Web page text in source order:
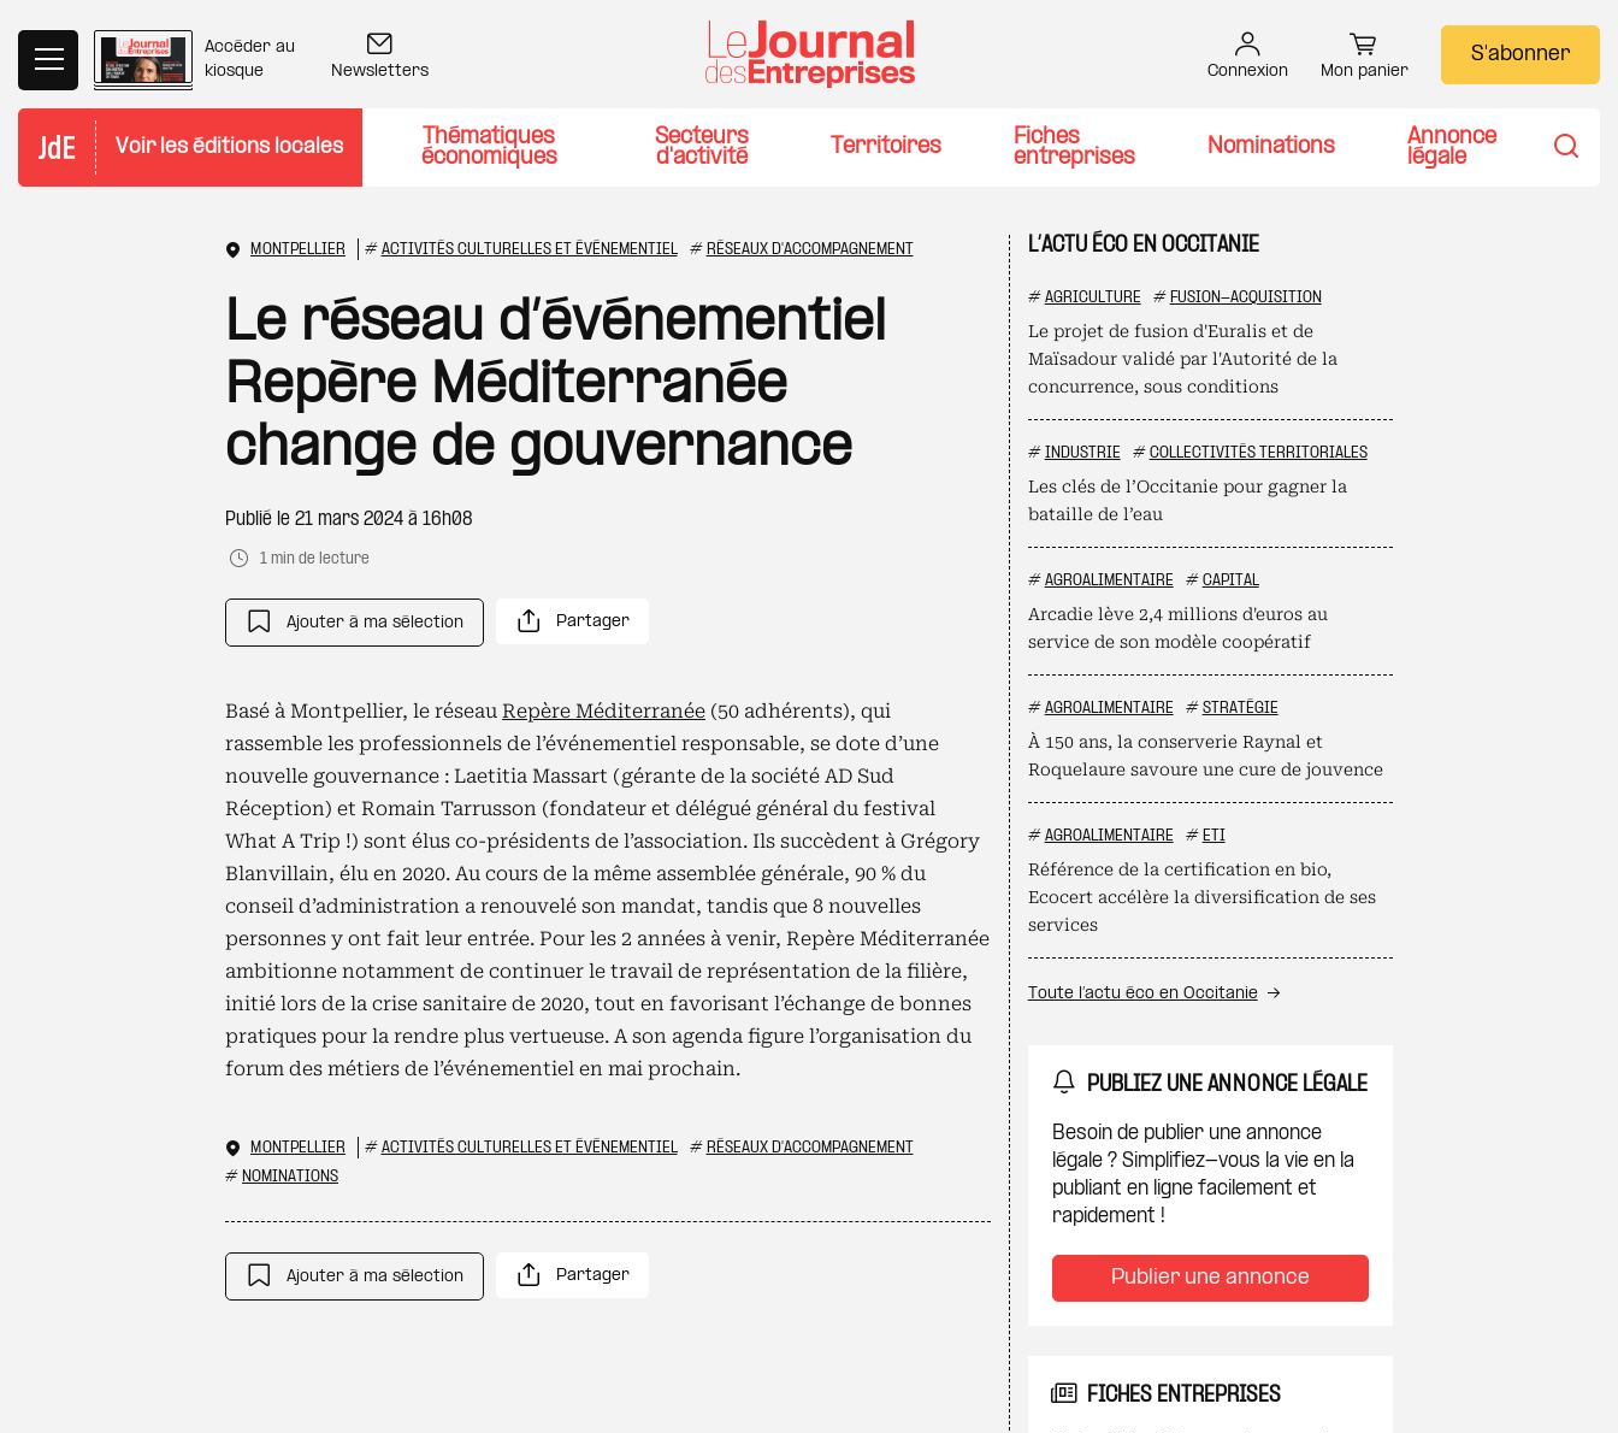
Accéder au
kiosque
Newsletters Connexion Mon panier
S'abonner
Voir les éditions locales
Thématiques
économiques
Secteurs
d'activité
Territoires
Fiches
entreprises
Nominations
Annonce
légale
MONTPELLIER # ACTIVITÉS CULTURELLES ET ÉVÉNEMENTIEL # RÉSEAUX D'ACCOMPAGNEMENT
Le réseau d’événementiel
Repère Méditerranée
change de gouvernance
Publié le 21 mars 2024 à 16h08
1 min de lecture
Ajouter à ma sélection Partager
Basé à Montpellier, le réseau Repère Méditerranée (50 adhérents), qui
rassemble les professionnels de l’événementiel responsable, se dote d’une
nouvelle gouvernance : Laetitia Massart (gérante de la société AD Sud
Réception) et Romain Tarrusson (fondateur et délégué général du festival
What A Trip !) sont élus co-présidents de l’association. Ils succèdent à Grégory
Blanvillain, élu en 2020. Au cours de la même assemblée générale, 90 % du
conseil d’administration a renouvelé son mandat, tandis que 8 nouvelles
personnes y ont fait leur entrée. Pour les 2 années à venir, Repère Méditerranée
ambitionne notamment de continuer le travail de représentation de la filière,
initié lors de la crise sanitaire de 2020, tout en favorisant l’échange de bonnes
pratiques pour la rendre plus vertueuse. A son agenda figure l’organisation du
forum des métiers de l’événementiel en mai prochain.
MONTPELLIER # ACTIVITÉS CULTURELLES ET ÉVÉNEMENTIEL # RÉSEAUX D'ACCOMPAGNEMENT
# NOMINATIONS
Ajouter à ma sélection Partager
L’ACTU ÉCO EN OCCITANIE
# AGRICULTURE # FUSION-ACQUISITION
Le projet de fusion d'Euralis et de
Maïsadour validé par l'Autorité de la
concurrence, sous conditions
# INDUSTRIE # COLLECTIVITÉS TERRITORIALES
Les clés de l’Occitanie pour gagner la
bataille de l’eau
# AGROALIMENTAIRE # CAPITAL
Arcadie lève 2,4 millions d'euros au
service de son modèle coopératif
# AGROALIMENTAIRE # STRATÉGIE
À 150 ans, la conserverie Raynal et
Roquelaure savoure une cure de jouvence
# AGROALIMENTAIRE # ETI
Référence de la certification en bio,
Ecocert accélère la diversification de ses
services
Toute l’actu éco en Occitanie
PUBLIEZ UNE ANNONCE LÉGALE
Besoin de publier une annonce
légale ? Simplifiez-vous la vie en la
publiant en ligne facilement et
rapidement !
Publier une annonce
FICHES ENTREPRISES